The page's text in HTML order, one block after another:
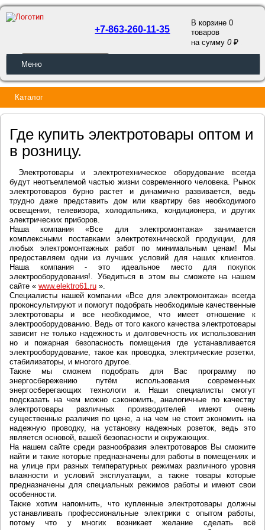
ОБРАТНЫЙ ЗВОНОК
+7-863-260-11-35
В корзине 0
товаров
на сумму0
Меню
Каталог
Где купить электротовары оптом и
в розницу.
Электротовары и электротехническое оборудование всегда
будут неотъемлемой частью жизни современного человека. Рынок
электротоваров бурно растет и динамично развивается, ведь
трудно даже представить дом или квартиру без необходимого
освещения, телевизора, холодильника, кондиционера, и других
электрических приборов.
Наша компания «Все для электромонтажа» занимается
комплексными поставками электротехнической продукции, для
любых электромонтажных работ по минимальным ценам! Мы
предоставляем одни из лучших условий для наших клиентов.
Наша компания - это идеальное место для покупок
электрооборудования!. Убедиться в этом вы сможете на нашем
сайте « www.elektro61.ru ».
Специалисты нашей компании «Все для электромонтажа» всегда
проконсультируют и помогут подобрать необходимые качественные
электротовары и все необходимое, что имеет отношение к
электрооборудованию. Ведь от того какого качества электротовары
зависит не только надежность и долговечность их использования
но и пожарная безопасность помещения где устанавливается
электрооборудование, такое как проводка, электрические розетки,
стабилизаторы, и многого другое.
Также мы сможем подобрать для Вас программу по
энергосбережению путём использования современных
энергосберегающих технологи и. Наши специалисты смогут
подсказать на чем можно сэкономить, аналогичные по качеству
электротовары различных производителей имеют очень
существенные различия по цене, а на чем не стоит экономить на
надежную проводку, на установку надежных розеток, ведь это
является основой, вашей безопасности и окружающих.
На нашем сайте среди разнообразия электротоваров Вы сможите
найти и такие которые предназначены для работы в помещениях и
на улице при разных температурных режимах различного уровня
влажности и условий эксплуатации, а также товары которые
предназначены для специальных режимов работы и имеют свои
особенности.
Также хотим напомнить, что купленные электротовары должны
устанавливать профессиональные электрики с опытом работы,
потому что у многих возникает желание сделать всё